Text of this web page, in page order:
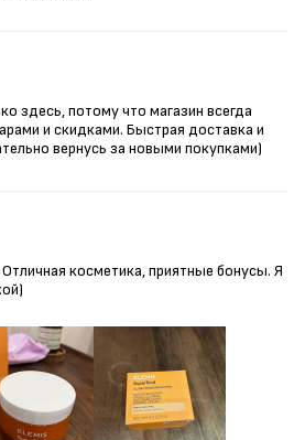
здесь, потому что магазин всегда
и скидками. Быстрая доставка и
вернусь за новыми покупками)
косметика, приятные бонусы. Я